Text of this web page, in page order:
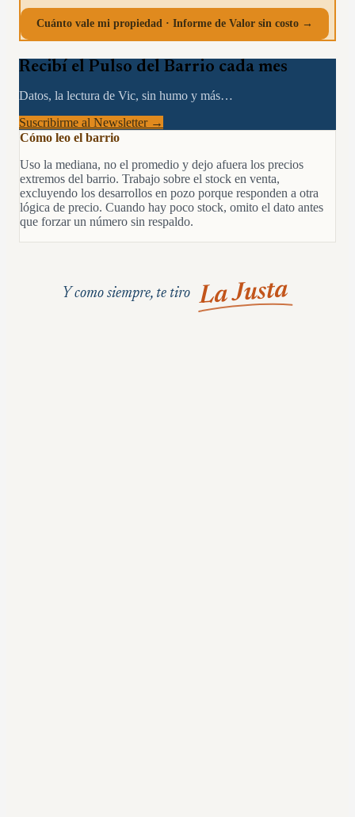
Cuánto vale mi propiedad · Informe de Valor sin costo →
Recibí el Pulso del Barrio cada mes
Datos, la lectura de Vic, sin humo y más…
Suscribirme al Newsletter →
Cómo leo el barrio
Uso la mediana, no el promedio y dejo afuera los precios
extremos del barrio. Trabajo sobre el stock en venta,
excluyendo los desarrollos en pozo porque responden a otra
lógica de precio. Cuando hay poco stock, omito el dato antes
que forzar un número sin respaldo.
Y como siempre, te tiro La Justa